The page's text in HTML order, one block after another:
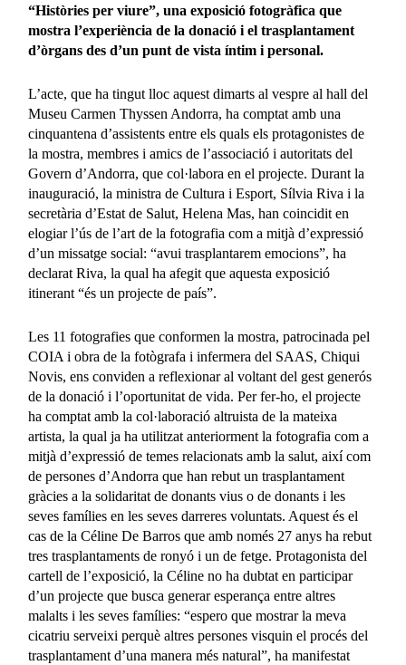
“Històries per viure”, una exposició fotogràfica que
mostra l’experiència de la donació i el trasplantament
d’òrgans des d’un punt de vista íntim i personal.
L’acte, que ha tingut lloc aquest dimarts al vespre al hall del
Museu Carmen Thyssen Andorra, ha comptat amb una
cinquantena d’assistents entre els quals els protagonistes de
la mostra, membres i amics de l’associació i autoritats del
Govern d’Andorra, que col·labora en el projecte. Durant la
inauguració, la ministra de Cultura i Esport, Sílvia Riva i la
secretària d’Estat de Salut, Helena Mas, han coincidit en
elogiar l’ús de l’art de la fotografia com a mitjà d’expressió
d’un missatge social: “avui trasplantarem emocions”, ha
declarat Riva, la qual ha afegit que aquesta exposició
itinerant “és un projecte de país”.
Les 11 fotografies que conformen la mostra, patrocinada pel
COIA i obra de la fotògrafa i infermera del SAAS, Chiqui
Novis, ens conviden a reflexionar al voltant del gest generós
de la donació i l’oportunitat de vida. Per fer-ho, el projecte
ha comptat amb la col·laboració altruista de la mateixa
artista, la qual ja ha utilitzat anteriorment la fotografia com a
mitjà d’expressió de temes relacionats amb la salut, així com
de persones d’Andorra que han rebut un trasplantament
gràcies a la solidaritat de donants vius o de donants i les
seves famílies en les seves darreres voluntats. Aquest és el
cas de la Céline De Barros que amb només 27 anys ha rebut
tres trasplantaments de ronyó i un de fetge. Protagonista del
cartell de l’exposició, la Céline no ha dubtat en participar
d’un projecte que busca generar esperança entre altres
malalts i les seves famílies: “espero que mostrar la meva
cicatriu serveixi perquè altres persones visquin el procés del
trasplantament d’una manera més natural”, ha manifestat